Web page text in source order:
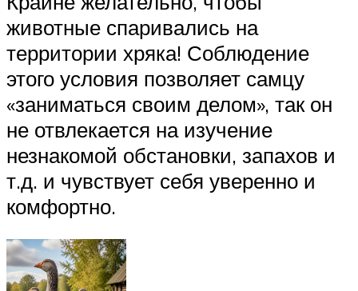
животные спаривались на
территории хряка! Соблюдение
этого условия позволяет самцу
«заниматься своим делом», так он
не отвлекается на изучение
незнакомой обстановки, запахов и
т.д. и чувствует себя уверенно и
комфортно.